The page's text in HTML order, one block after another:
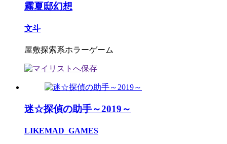
霧夏邸幻想
文斗
屋敷探索系ホラーゲーム
迷☆探偵の助手～2019～
LIKEMAD_GAMES